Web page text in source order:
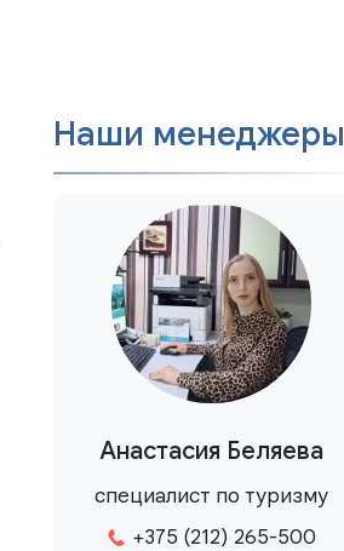
Наши менеджеры
Анастасия Беляева
специалист по туризму
+375 (212) 265-500